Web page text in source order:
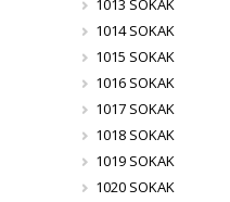
1013 SOKAK
1014 SOKAK
1015 SOKAK
1016 SOKAK
1017 SOKAK
1018 SOKAK
1019 SOKAK
1020 SOKAK